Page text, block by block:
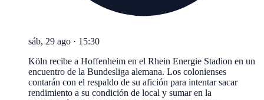
sáb, 29 ago · 15:30
Köln recibe a Hoffenheim en el Rhein Energie Stadion en un
encuentro de la Bundesliga alemana. Los colonienses
contarán con el respaldo de su afición para intentar sacar
rendimiento a su condición de local y sumar en la